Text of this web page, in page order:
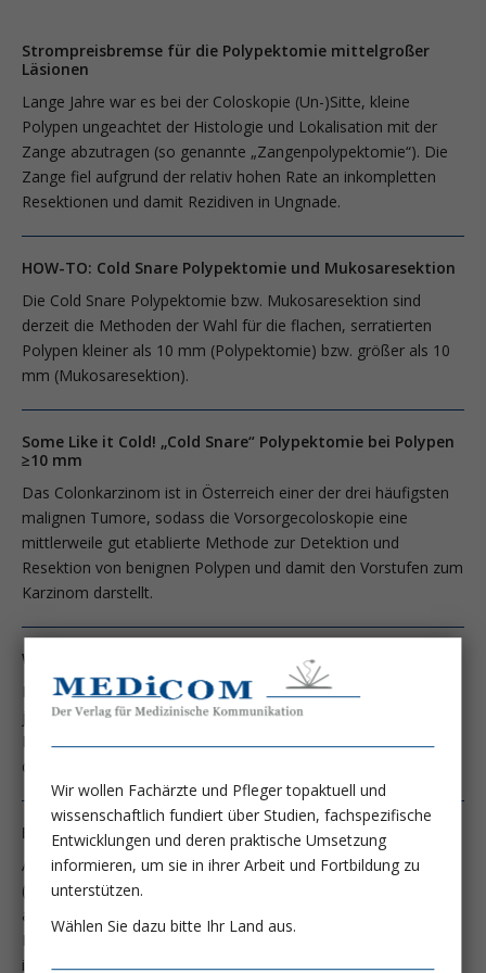
Strompreisbremse für die Polypektomie mittelgroßer
Läsionen
Lange Jahre war es bei der Coloskopie (Un-)Sitte, kleine
Polypen ungeachtet der Histologie und Lokalisation mit der
Zange abzutragen (so genannte „Zangenpoly­pektomie“). Die
Zange fiel aufgrund der relativ hohen Rate an inkompletten
Resektionen und damit Rezidiven in Ungnade.
HOW-TO: Cold Snare Polypektomie und Mukosaresektion
Die Cold Snare Polypektomie bzw. Mukosaresektion sind
derzeit die Methoden der Wahl für die flachen, serratierten
Polypen kleiner als 10 mm (Polypektomie) bzw. größer als 10
mm (Mukosaresektion).
Some Like it Cold! „Cold Snare“ Polypektomie bei Polypen
≥10 mm
Das Colonkarzinom ist in Österreich einer der drei häufigsten
malignen Tumore, sodass die Vorsorgecoloskopie eine
mittlerweile gut etablierte Methode zur Detektion und
Resektion von benignen Polypen und damit den Vorstufen zum
Karzinom darstellt.
Wie lautet Ihre Diagnose?
Im Rahmen einer Vorsorgekoloskopie wurde bei einer 57-
jährigen Patientin ein flach erhabener, ca. 11 mm messender
Polyp (IIA nach Paris-Klassifikation) an der linken Flexur
detektiert
Ein endoskopischer Schutzengel aus Wuhan
Auf den ersten Blick liest sich der Titel dieser Studie der Wuhan
(ja, dort!) University wie eine jener zahlreichen Lobeshymnen
auf ein neues Machine Learning/Deep Learning/Artificial
Intelligence (AI) System, um noch mehr kleine, meist
irrelevante Polypen zu entdecken.
Wir wollen Fachärzte und Pfleger topaktuell und
wissenschaftlich fundiert über Studien, fachspezifische
Entwicklungen und deren praktische Umsetzung
informieren, um sie in ihrer Arbeit und Fortbildung zu
unterstützen.
Wählen Sie dazu bitte Ihr Land aus.